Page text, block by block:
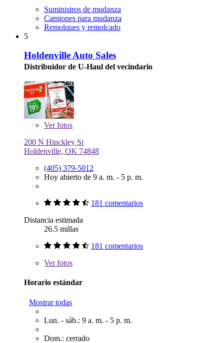
Suministros de mudanza
Camiones para mudanza
Remolques y remolcado
5
Holdenville Auto Sales
Distribuidor de U-Haul del vecindario
Verfotos
200 N Hinckley St
Holdenville, OK 74848
(405) 379-5012
Hoy abierto de 9 a. m. - 5 p. m.
181 comentarios
Distancia estimada
26.5 millas
181 comentarios
Verfotos
Horario estándar
Mostrar todas
Lun. - sáb.: 9 a. m. - 5 p. m.
Dom.: cerrado